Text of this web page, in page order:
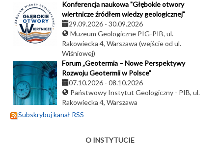
Konferencja naukowa "Głębokie otwory
wiertnicze źródłem wiedzy geologicznej"
29.09.2026- 30.09.2026
Muzeum Geologiczne PIG-PIB, ul.
Rakowiecka 4, Warszawa (wejście od ul.
Wiśniowej)
Forum „Geotermia – Nowe Perspektywy
Rozwoju Geotermii w Polsce”
07.10.2026- 08.10.2026
Państwowy Instytut Geologiczny - PIB, ul.
Rakowiecka 4, Warszawa
Subskrybuj kanał RSS
O INSTYTUCIE